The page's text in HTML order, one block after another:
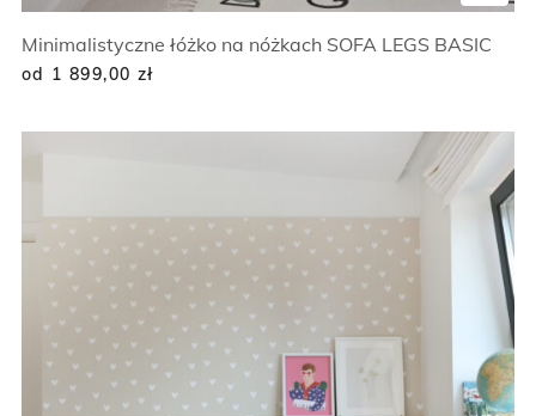
Minimalistyczne łóżko na nóżkach SOFA LEGS BASIC
od 1 899,00 zł